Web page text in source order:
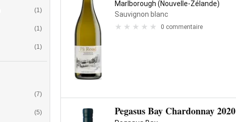
(1)
(1)
(1)
(7)
(5)
Marlborough (Nouvelle-Zélande)
Sauvignon blanc
0 commentaire
Pegasus Bay Chardonnay 2020